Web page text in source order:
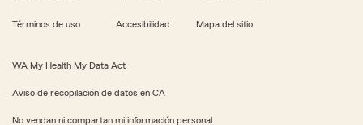
Términos de uso Accesibilidad Mapa del sitio
WA My Health My Data Act
Aviso de recopilación de datos en CA
No vendan ni compartan mi información personal